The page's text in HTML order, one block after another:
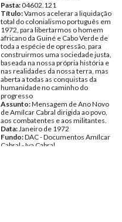
Pasta:04602.121
Título:Vamos acelerar a liquidação
total do colonialismo português em
1972, para libertarmos o homem
africano da Guiné e Cabo Verde de
toda a espécie de opressão, para
construirmos uma sociedade justa,
baseada na nossa própria história e
nas realidades da nossa terra, mas
aberta a todas as conquistas da
humanidade no caminho do
progresso
Assunto:Mensagem de Ano Novo
de Amílcar Cabral dirigida ao povo,
aos combatentes e aos militantes.
Data:Janeiro de 1972
Fundo:DAC - Documentos Amílcar
Cabral - Iva Cabral